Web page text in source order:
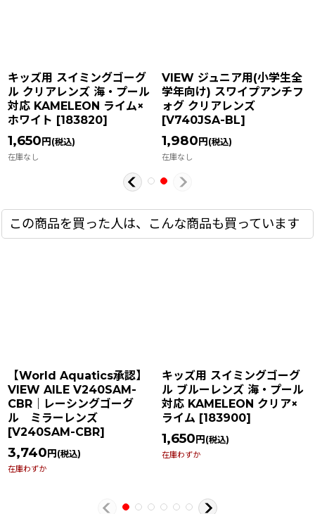
キッズ用 スイミングゴーグ
ル クリアレンズ 海・プール
対応 KAMELEON ライム×
ホワイト [183820]
1,650円(税込)
在庫なし
VIEW ジュニア用(小学生全
学年向け) スワイプアンチフ
ォグ クリアレンズ
[V740JSA-BL]
1,980円(税込)
在庫なし
この商品を買った人は、こんな商品も買っています
【World Aquatics承認】
VIEW AILE V240SAM-
CBR｜レーシングゴーグ
ル ミラーレンズ
[V240SAM-CBR]
3,740円(税込)
在庫わずか
キッズ用 スイミングゴーグ
ル ブルーレンズ 海・プール
対応 KAMELEON クリア×
ライム [183900]
1,650円(税込)
在庫わずか